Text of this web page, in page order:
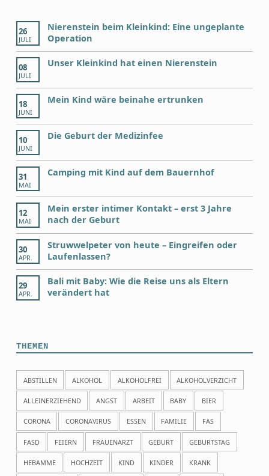
26
JULI
Nierenstein beim Kleinkind: Eine ungeplante
Operation
08
JULI
Unser Kleinkind hat einen Nierenstein
18
JUNI
Mein Kind wäre beinahe ertrunken
10
JUNI
Die Geburt der Medizinfee
31
MAI
Camping mit Kind auf dem Bauernhof
12
MAI
Mein erster intimer Kontakt – erst 3 Jahre
nach der Geburt
30
APR.
Struwwelpeter von heute – Eingreifen oder
Laufenlassen?
29
APR.
Bali mit Baby: Wie die Reise uns als Eltern
verändert hat
THEMEN
ABSTILLEN ALKOHOL ALKOHOLFREI ALKOHOLVERZICHT
ALLEINERZIEHEND ANGST ARBEIT BABY BIER
CORONA CORONAVIRUS ESSEN FAMILIE FAS
FASD FEIERN FRAUENARZT GEBURT GEBURTSTAG
HEBAMME HOCHZEIT KIND KINDER KRANK